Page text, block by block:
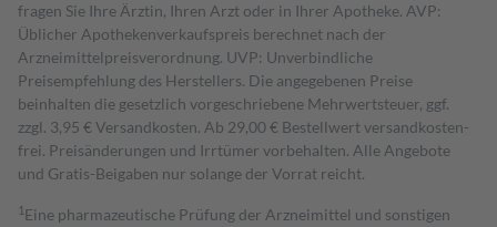
fragen Sie Ihre Ärztin, Ihren Arzt oder in Ihrer Apotheke. AVP:
Üblicher Apothekenverkaufspreis berechnet nach der
Arzneimittelpreisverordnung. UVP: Unverbindliche
Preisempfehlung des Herstellers. Die angegebenen Preise
beinhalten die gesetzlich vorgeschriebene Mehrwertsteuer, ggf.
zzgl. 3,95 € Versandkosten. Ab 29,00 € Bestell­wert versand­kosten­
frei. Preisänderungen und Irrtümer vorbehalten. Alle Angebote
und Gratis-Beigaben nur solange der Vorrat reicht.
1 Eine pharmazeutische Prüfung der Arzneimittel und sonstigen